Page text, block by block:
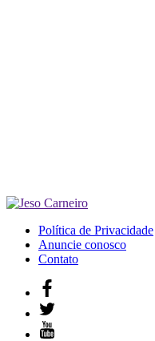
Política de Privacidade
Anuncie conosco
Contato